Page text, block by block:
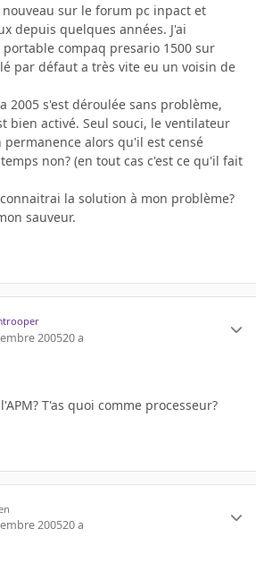
sur le forum pc inpact et
depuis quelques années. J'ai
compaq presario 1500 sur
par défaut a très vite eu un voisin de
2005 s'est déroulée sans problème,
bien activé. Seul souci, le ventilateur
alors qu'il est censé
non? (en tout cas c'est ce qu'il fait
la solution à mon problème?
sauveur.
200520 a
T'as quoi comme processeur?
200520 a